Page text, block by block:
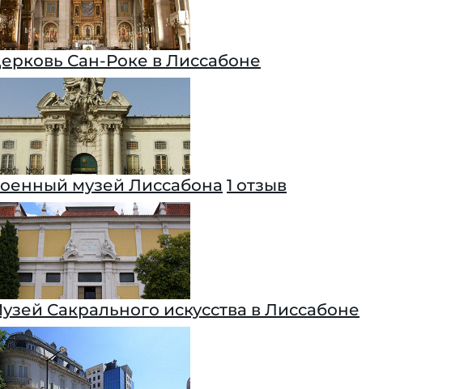
Сан-Роке в Лиссабоне
музей Лиссабона 1 отзыв
Сакрального искусства в Лиссабоне